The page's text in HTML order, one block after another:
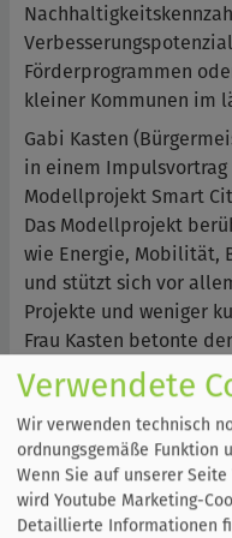
Förderprogrammen
kleiner Kommunen im
Gabi Kasten
in einem Impulsvortrag
Modellprojekt Smart
Das Modellprojekt
wie Energie, Mobilität,
und stützt sich vor
Projekte und weniger
Frau Kasten betonte
und des Austausches
unterstrich außerdem,
ausgearbeitete
deutlich vereinfacht
In einer intensiven
Verwendete
Wir verwenden technisch
ordnungsgemäße Funktion
Wenn Sie auf unserer
wird Youtube Marketing-
Detaillierte Informationen